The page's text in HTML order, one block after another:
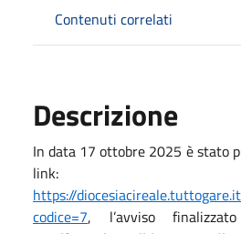
Contenuti correlati
Descrizione
In data 17 ottobre 2025 è stato
link:
https://
codice=7, l’avviso